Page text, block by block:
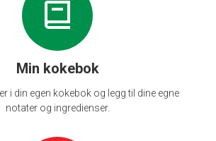
Min kokebok
i din egen kokebok og legg til dine egne
notater og ingredienser.